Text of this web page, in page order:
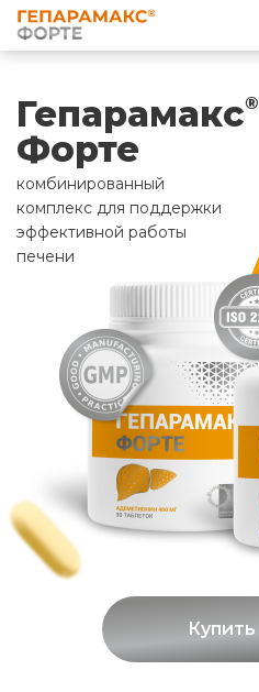
Гепарамакс®
Форте
комбинированный
комплекс для поддержки
эффективной работы
печени
Купить